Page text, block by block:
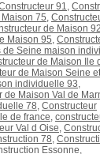
91,
75,
de Maison 92
Maison 95,
Seine maison
de Maison Ile
de Maison Seine
individuelle 93,
de Maison Val de
78, Constructeur
de france,
Val d Oise,
78,
Essonne,